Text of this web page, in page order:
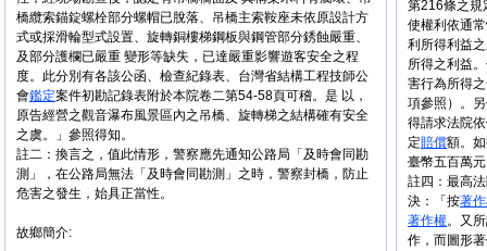
橋纜索錨錠螺栓部分螺帽已脫落、吊橋主索鞍座未依原設計方
式或採滑輪型式設置、旋轉銅樓梯鋼板與鋼管部分銹蝕嚴重、
及部分護欄已嚴重 變形等缺失，已達嚴重影響遊客安全之程
度。此分別有各該公函、檢查紀錄表、台灣省結構工程技師公
會鑑定案件初勘記錄表附於本院卷二第54-58頁可稽。是 以，
原告經營之觀音瀑布風景區內之吊橋、旋轉梯之結構確有安全
之虞。」參照得知。
註二：換言之，值此情形，警察應先通知公路局「及時會同勘
測」，在公路局無法「及時會同勘測」之時，警察封橋，防止
危害之發生，始具正當性。
故鄉簡介:
第216條之規
使權利依通
利所得利益
所得之利益
害行為所得
項參照）。
得請求法院
定賠償額。
臺幣五百萬
註四：最高
決：「按著
著作權。又
作，而圖形